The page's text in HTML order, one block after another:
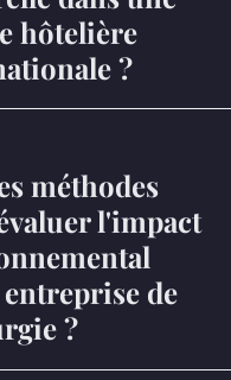
hôtelière
?
méthodes
l'impact
de
?